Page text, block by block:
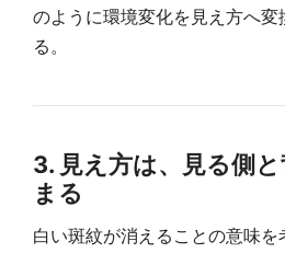
のように環境変化を見え方へ
る。
3. 見え方は、見る側
まる
白い斑紋が消えることの意味